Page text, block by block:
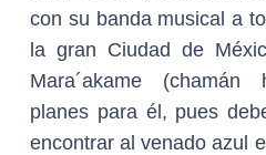
con su banda musical a
la gran Ciudad de
Mara´akame
planes para él, pues
encontrar al venado azul